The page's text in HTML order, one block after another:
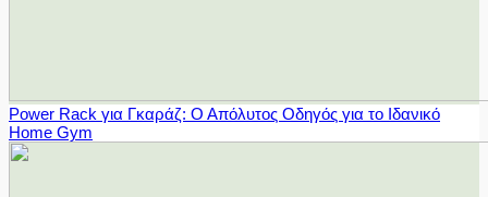
Power Rack για Γκαράζ: Ο Απόλυτος Οδηγός για το Ιδανικό
Home Gym